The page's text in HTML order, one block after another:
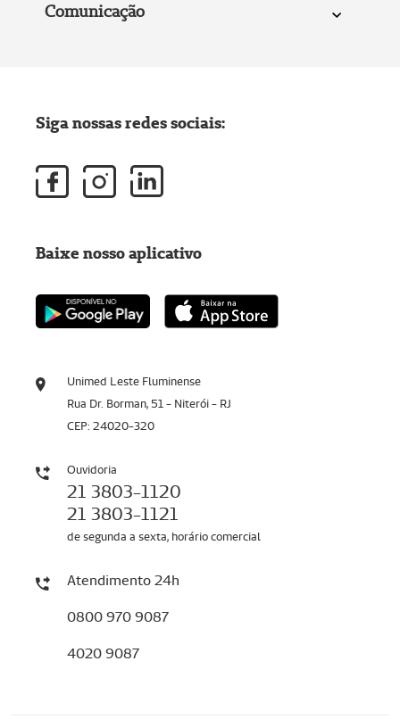
Comunicação
Unimed Leste Fluminense
Rua Dr. Borman, 51 - Niterói - RJ
CEP: 24020-320
Ouvidoria
21 3803-1120
21 3803-1121
de segunda a sexta, horário comercial
Atendimento 24h
0800 970 9087
4020 9087
Siga nossas redes sociais:
Baixe nosso aplicativo